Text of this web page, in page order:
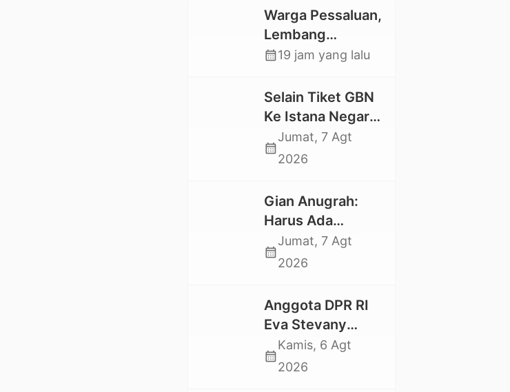
Warga Pessaluan,
Lembang
Gandangbatu
Jalan Kabupaten
calendar_month19 jam yang lalu
Selain Tiket GBN
Ke Istana Negara,
Mahasiswa UKI
Toraja Oktavia
Pekan Seni
Mahasiswa
calendar_month
Jumat, 7 Agt
2026
Gian Anugrah:
Harus Ada
Kepastian Hukum
Hilangnya Stoner,
tidak Larut dalam
Trauma dan
Kesedihan
Berkepanjangan
calendar_month
Jumat, 7 Agt
2026
Anggota DPR RI
Eva Stevany
Rataba Salurkan
Bantuan Bagi
calendar_month
Kamis, 6 Agt
2026